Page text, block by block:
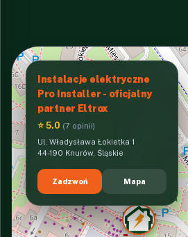
Instalacje elektryczne
Pro Installer - oficjalny
partner Eltrox
⭐ 5.0 (7 opinii)
Ul. Władysława Łokietka 1
44-190 Knurów, Śląskie
Zadzwoń Mapa